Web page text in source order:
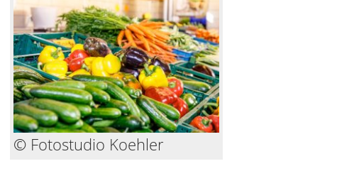
© Fotostudio Koehler